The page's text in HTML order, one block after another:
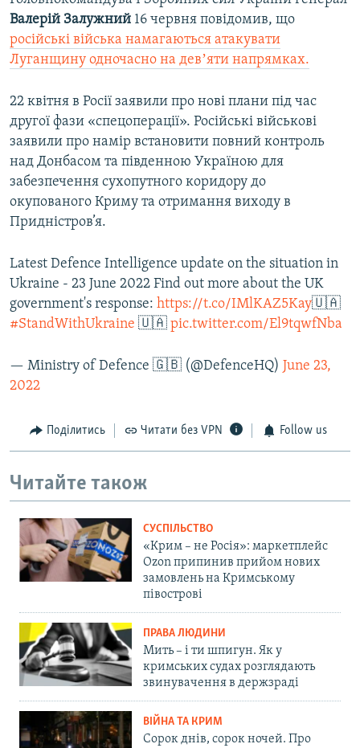
i
o
u
s
l
i
d
e
s
l
i
e
Валерій Залужний 16 червня повідомив, що
російські війська намагаються атакувати
Луганщину одночасно на девʼяти напрямках.
22 квітня в Росії заявили про нові плани під час
другої фази «спецоперації». Російські військові
заявили про намір встановити повний контроль
над Донбасом та південною Україною для
забезпечення сухопутного коридору до
окупованого Криму та отримання виходу в
Придністров’я.
Latest Defence Intelligence update on the situation in
Ukraine - 23 June 2022 Find out more about the UK
government's response: https://t.co/IMlKAZ5Kay🇺🇦
#StandWithUkraine 🇺🇦 pic.twitter.com/El9tqwfNba
— Ministry of Defence 🇬🇧 (@DefenceHQ) June 23,
2022
Поділитись Читати без VPN Follow us
Читайте також
СУСПІЛЬСТВО
«Крим – не Росія»: маркетплейс
Ozon припинив прийом нових
замовлень на Кримському
півострові
ПРАВА ЛЮДИНИ
Мить – і ти шпигун. Як у
кримських судах розглядають
звинувачення в держзраді
ВІЙНА ТА КРИМ
Сорок днів, сорок ночей. Про